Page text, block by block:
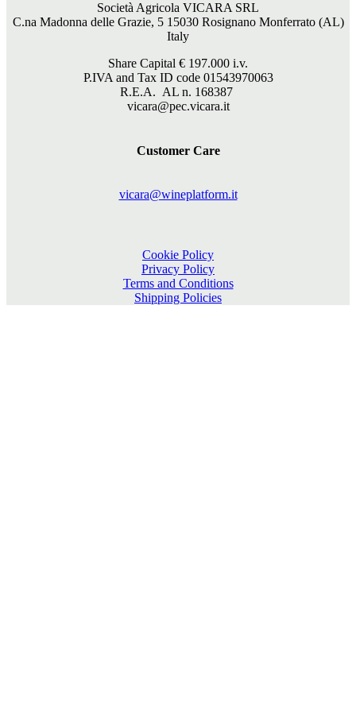
Società Agricola VICARA SRL
C.na Madonna delle Grazie, 5 15030 Rosignano Monferrato (AL)
Italy
Share Capital € 197.000 i.v.
P.IVA and Tax ID code 01543970063
R.E.A. AL n. 168387
vicara@pec.vicara.it
Customer Care
vicara@wineplatform.it
Cookie Policy
Privacy Policy
Terms and Conditions
Shipping Policies